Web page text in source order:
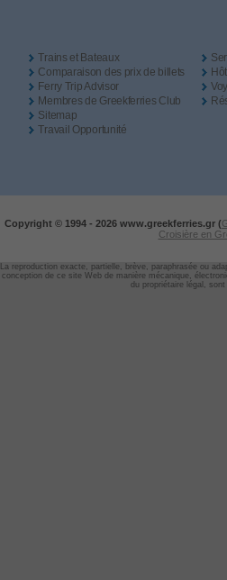
Trains et Bateaux
Comparaison des prix de billets
Ferry Trip Advisor
Membres de Greekferries Club
Sitemap
Travail Opportunité
Copyright © 1994 - 2026 www.greekferries.gr (
Croisière en
La reproduction exacte, partielle, brève, paraphrasée ou
conception de ce site Web de manière mécanique,
du propriétaire légal,